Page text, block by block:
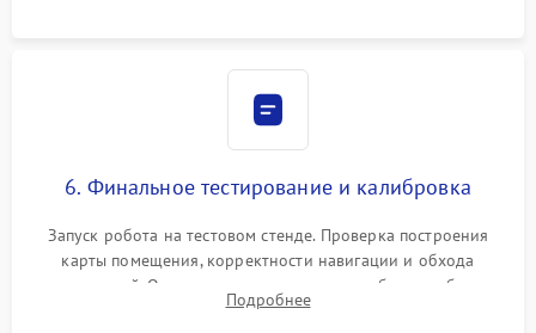
6. Финальное тестирование и калибровка
Запуск робота на тестовом стенде. Проверка построения
карты помещения, корректности навигации и обхода
препятствий. Оценка силы всасывания и работы турбины.
Тестирование автоматического возврата на док-станцию и
Подробнее